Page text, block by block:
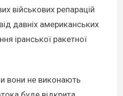
військових репарацій
давніх американських
іранської ракетної
вони не виконають